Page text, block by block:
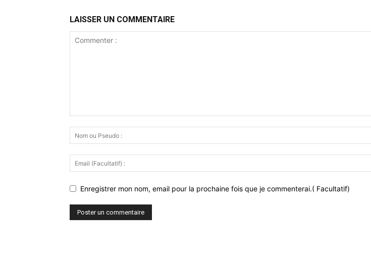
LAISSER UN COMMENTAIRE
Enregistrer mon nom, email pour la prochaine fois que je commenterai.( Facultatif)